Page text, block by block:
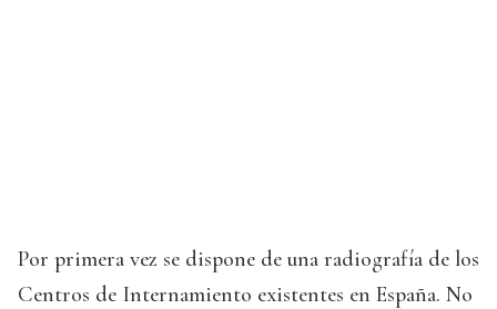
Por primera vez se dispone de una radiografía de los
Centros de Internamiento existentes en España. No